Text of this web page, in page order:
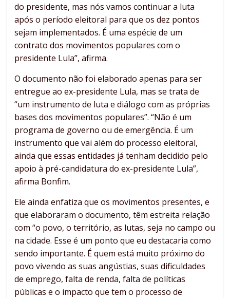
do presidente, mas nós vamos continuar a luta
após o período eleitoral para que os dez pontos
sejam implementados. É uma espécie de um
contrato dos movimentos populares com o
presidente Lula”, afirma.
O documento não foi elaborado apenas para ser
entregue ao ex-presidente Lula, mas se trata de
“um instrumento de luta e diálogo com as próprias
bases dos movimentos populares”. “Não é um
programa de governo ou de emergência. É um
instrumento que vai além do processo eleitoral,
ainda que essas entidades já tenham decidido pelo
apoio à pré-candidatura do ex-presidente Lula”,
afirma Bonfim.
Ele ainda enfatiza que os movimentos presentes, e
que elaboraram o documento, têm estreita relação
com “o povo, o território, as lutas, seja no campo ou
na cidade. Esse é um ponto que eu destacaria como
sendo importante. É quem está muito próximo do
povo vivendo as suas angústias, suas dificuldades
de emprego, falta de renda, falta de políticas
públicas e o impacto que tem o processo de